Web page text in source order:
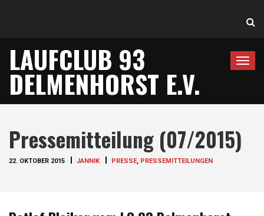
T
g
LAUFCLUB 93
DELMENHORST E.V.
Pressemitteilung (07/2015)
22. OKTOBER 2015 JANNIK PRESSE, PRESSEMITTEILUNGEN